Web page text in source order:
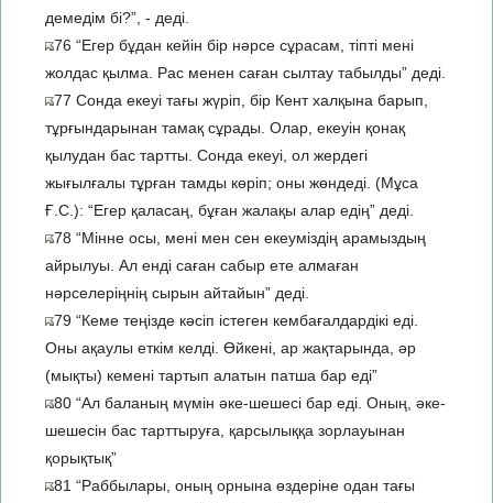
демедім бі?”, - деді.
76 “Егер бұдан кейін бір нәрсе сұрасам, тіпті мені
жолдас қылма. Рас менен саған сылтау табылды” деді.
77 Сонда екеуі тағы жүріп, бір Кент халқына барып,
тұрғындарынан тамақ сұрады. Олар, екеуін қонақ
қылудан бас тартты. Сонда екеуі, ол жердегі
жығылғалы тұрған тамды көріп; оны жөндеді. (Мұса
Ғ.С.): “Егер қаласаң, бұған жалақы алар едің” деді.
78 “Мінне осы, мені мен сен екеуміздің арамыздың
айрылуы. Ал енді саған сабыр ете алмаған
нәрселеріңнің сырын айтайын” деді.
79 “Кеме теңізде кәсіп істеген кембағалдардікі еді.
Оны ақаулы еткім келді. Өйкені, ар жақтарында, әр
(мықты) кемені тартып алатын патша бар еді”
80 “Ал баланың мүмін әке-шешесі бар еді. Оның, әке-
шешесін бас тарттыруға, қарсылыққа зорлауынан
қорықтық”
81 “Раббылары, оның орнына өздеріне одан тағы